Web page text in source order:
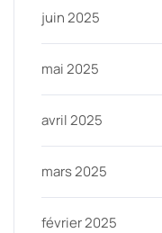
juin 2025
mai 2025
avril 2025
mars 2025
février 2025